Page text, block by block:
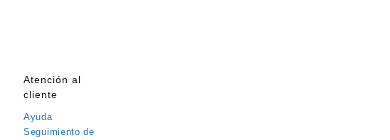
Atención al
cliente
Ayuda
Seguimiento de